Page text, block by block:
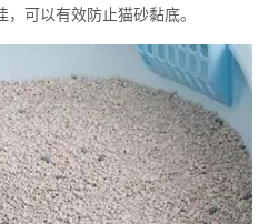
可以有效防止猫砂黏底。